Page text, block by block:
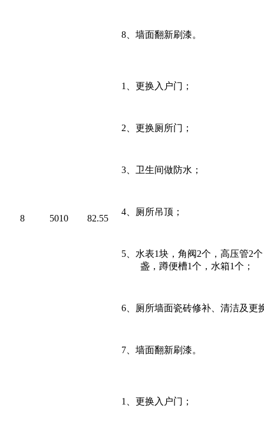
8 、墙面翻新刷漆。
8 5010 82.55
1 、更换入户门；
2 、更换厕所门；
3 、卫生间做防水；
4 、厕所吊顶；
5 、水表1块，角阀2个，高压管2
盏，蹲便槽1个，水箱1个；
6 、厕所墙面瓷砖修补、清洁及更
7 、墙面翻新刷漆。
1、更换入户门；